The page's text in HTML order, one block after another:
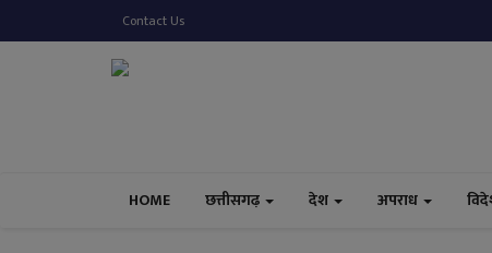
Contact Us
HOME छत्तीसगढ़ देश अपराध